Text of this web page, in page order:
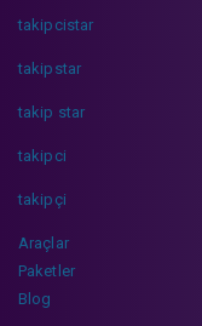
takipcistar
takipstar
takip star
takipci
takipçi
Araçlar
Paketler
Blog